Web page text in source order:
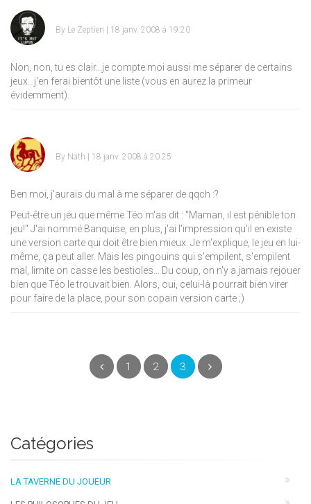
By Le Zeptien | 18 janv. 2008 à 19:20
Non, non, tu es clair...je compte moi aussi me séparer de certains
jeux...j'en ferai bientôt une liste (vous en aurez la primeur
évidemment).
By Nath | 18 janv. 2008 à 20:25
Ben moi, j'aurais du mal à me séparer de qqch :?
Peut-être un jeu que même Téo m'as dit : "Maman, il est pénible ton
jeu!" J'ai nommé Banquise, en plus, j'ai l'impression qu'il en existe
une version carte qui doit être bien mieux. Je m'explique, le jeu en lui-
même, ça peut aller. Mais les pingouins qui s'empilent, s'empilent
mal, limite on casse les bestioles... Du coup, on n'y a jamais rejouer
bien que Téo le trouvait bien. Alors, oui, celui-là pourrait bien virer
pour faire de la place, pour son copain version carte ;)
Précédent
1 2 3(current)Suivant
Catégories
LA TAVERNE DU JOUEUR